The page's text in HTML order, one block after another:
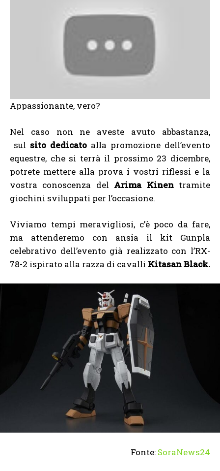
Appassionante, vero?
Nel caso non ne aveste avuto abbastanza,
sul sito dedicato alla promozione dell’evento
equestre, che si terrà il prossimo 23 dicembre,
potrete mettere alla prova i vostri riflessi e la
vostra conoscenza del Arima Kinentramite
giochini sviluppati per l’occasione.
Viviamo tempi meravigliosi, c’è poco da fare,
ma attenderemo con ansia il kit Gunpla
celebrativo dell’evento già realizzato con l’RX-
78-2 ispirato alla razza di cavalli Kitasan Black.
Fonte: SoraNews24